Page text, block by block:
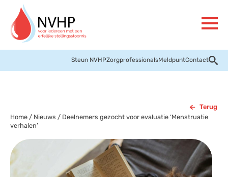
Steun NVHPZorgprofessionalsMeldpuntContact
Terug
Home / Nieuws / Deelnemers gezocht voor evaluatie ‘Menstruatie
verhalen’